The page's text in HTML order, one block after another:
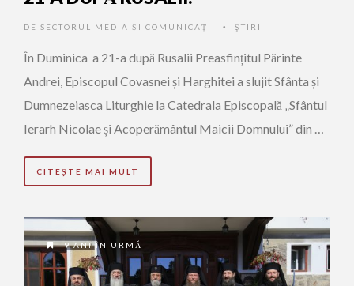
DE SECTORUL MEDIA ȘI COMUNICAȚII • ŞTIRI
În Duminica a 21-a după Rusalii Preasfințitul Părinte
Andrei, Episcopul Covasnei și Harghitei a slujit Sfânta și
Dumnezeiasca Liturghie la Catedrala Episcopală „Sfântul
Ierarh Nicolae și Acoperământul Maicii Domnului” din …
CITEȘTE MAI MULT
9 ANI ÎN URMĂ